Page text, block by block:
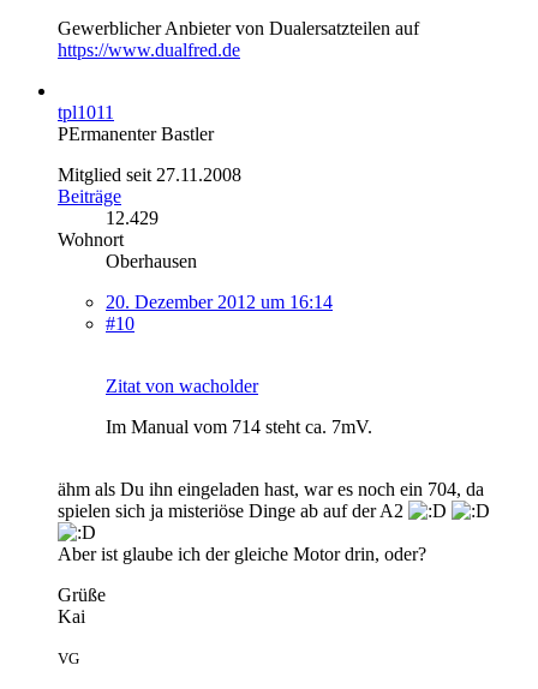
Gewerblicher Anbieter von Dualersatzteilen auf
https://www.dualfred.de
tpl1011
PErmanenter Bastler
Mitglied seit 27.11.2008
Beiträge
12.429
Wohnort
Oberhausen
20. Dezember 2012 um 16:14
#10
Zitat von wacholder
Im Manual vom 714 steht ca. 7mV.
ähm als Du ihn eingeladen hast, war es noch ein 704, da
spielen sich ja misteriöse Dinge ab auf der A2
Aber ist glaube ich der gleiche Motor drin, oder?
Grüße
Kai
VG